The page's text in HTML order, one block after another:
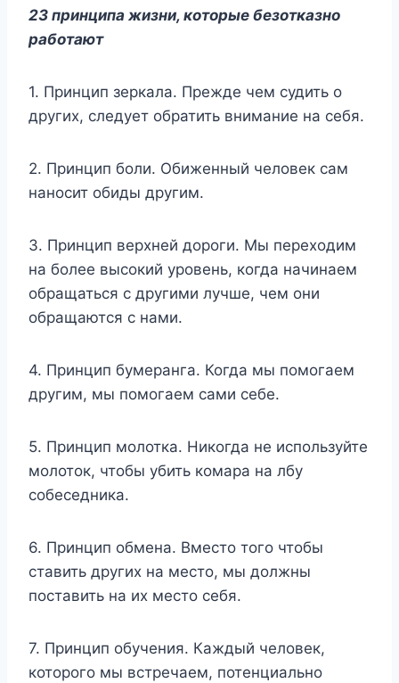
23 принципа жизни, которые безотказно
работают
1. Принцип зеркала. Прежде чем судить о
других, следует обратить внимание на себя.
2. Принцип боли. Обиженный человек сам
наносит обиды другим.
3. Принцип верхней дороги. Мы переходим
на более высокий уровень, когда начинаем
обращаться с другими лучше, чем они
обращаются с нами.
4. Принцип бумеранга. Когда мы помогаем
другим, мы помогаем сами себе.
5. Принцип молотка. Никогда не используйте
молоток, чтобы убить комара на лбу
собеседника.
6. Принцип обмена. Вместо того чтобы
ставить других на место, мы должны
поставить на их место себя.
7. Принцип обучения. Каждый человек,
которого мы встречаем, потенциально